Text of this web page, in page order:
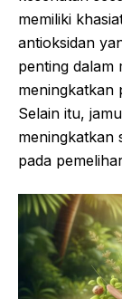
memiliki
antioksidan
penting dalam
meningkatkan
Selain itu,
meningkatkan
pada